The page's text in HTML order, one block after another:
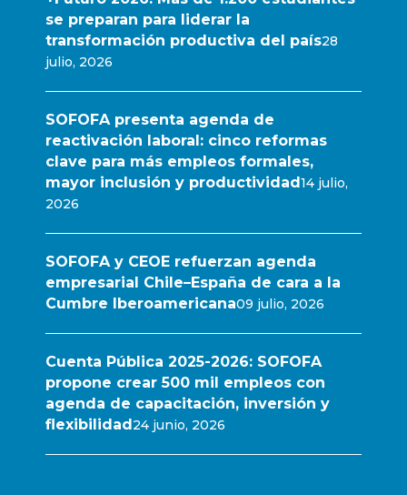
se preparan para liderar la
transformación productiva del país28
julio, 2026
SOFOFA presenta agenda de
reactivación laboral: cinco reformas
clave para más empleos formales,
mayor inclusión y productividad14 julio,
2026
SOFOFA y CEOE refuerzan agenda
empresarial Chile–España de cara a la
Cumbre Iberoamericana09 julio, 2026
Cuenta Pública 2025-2026: SOFOFA
propone crear 500 mil empleos con
agenda de capacitación, inversión y
flexibilidad24 junio, 2026